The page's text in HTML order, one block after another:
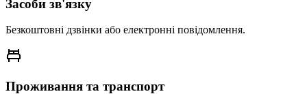
Засоби зв'язку
Безкоштовні дзвінки або електронні повідомлення.
Проживання та транспорт